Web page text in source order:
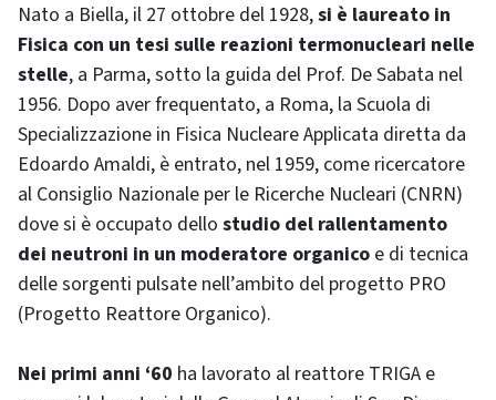
Nato a Biella, il 27 ottobre del 1928,si è laureato in
Fisica con un tesi sulle reazioni termonucleari nelle
stelle, a Parma, sotto la guida del Prof. De Sabata nel
1956. Dopo aver frequentato, a Roma, la Scuola di
Specializzazione in Fisica Nucleare Applicata diretta da
Edoardo Amaldi, è entrato, nel 1959, come ricercatore
al Consiglio Nazionale per le Ricerche Nucleari (CNRN)
dove si è occupato dello studio del rallentamento
dei neutroni in un moderatore organico e di tecnica
delle sorgenti pulsate nell’ambito del progetto PRO
(Progetto Reattore Organico).
Nei primi anni ‘60 ha lavorato al reattore TRIGA e